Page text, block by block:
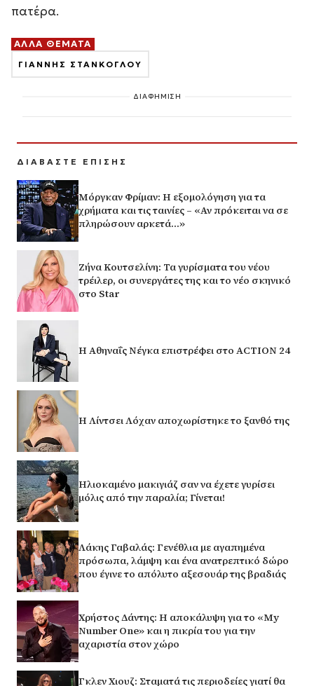
πατέρα.
ΑΛΛΑ ΘΕΜΑΤΑ
ΓΙΑΝΝΗΣ ΣΤΑΝΚΟΓΛΟΥ
ΔΙΑΦΗΜΙΣΗ
ΔΙΑΒΑΣΤΕ ΕΠΙΣΗΣ
Μόργκαν Φρίμαν: Η εξομολόγηση για τα
χρήματα και τις ταινίες – «Αν πρόκειται να σε
πληρώσουν αρκετά…»
Ζήνα Κουτσελίνη: Τα γυρίσματα του νέου
τρέιλερ, οι συνεργάτες της και το νέο σκηνικό
στο Star
Η Αθηναΐς Νέγκα επιστρέφει στο ACTION 24
Η Λίντσει Λόχαν αποχωρίστηκε το ξανθό της
Ηλιοκαμένο μακιγιάζ σαν να έχετε γυρίσει
μόλις από την παραλία; Γίνεται!
Λάκης Γαβαλάς: Γενέθλια με αγαπημένα
πρόσωπα, λάμψη και ένα ανατρεπτικό δώρο
που έγινε το απόλυτο αξεσουάρ της βραδιάς
Χρήστος Δάντης: Η αποκάλυψη για το «My
Number One» και η πικρία του για την
αχαριστία στον χώρο
Γκλεν Χιουζ: Σταματά τις περιοδείες γιατί θα